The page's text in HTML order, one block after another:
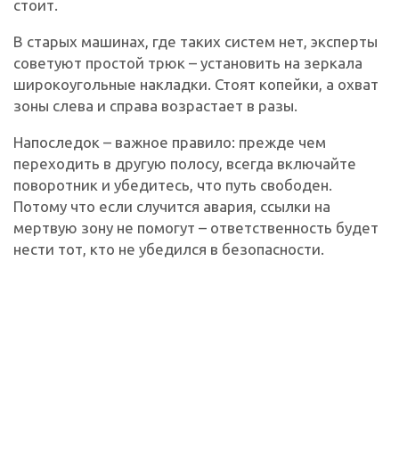
стоит.
В старых машинах, где таких систем нет, эксперты
советуют простой трюк – установить на зеркала
широкоугольные накладки. Стоят копейки, а охват
зоны слева и справа возрастает в разы.
Напоследок – важное правило: прежде чем
переходить в другую полосу, всегда включайте
поворотник и убедитесь, что путь свободен.
Потому что если случится авария, ссылки на
мертвую зону не помогут – ответственность будет
нести тот, кто не убедился в безопасности.